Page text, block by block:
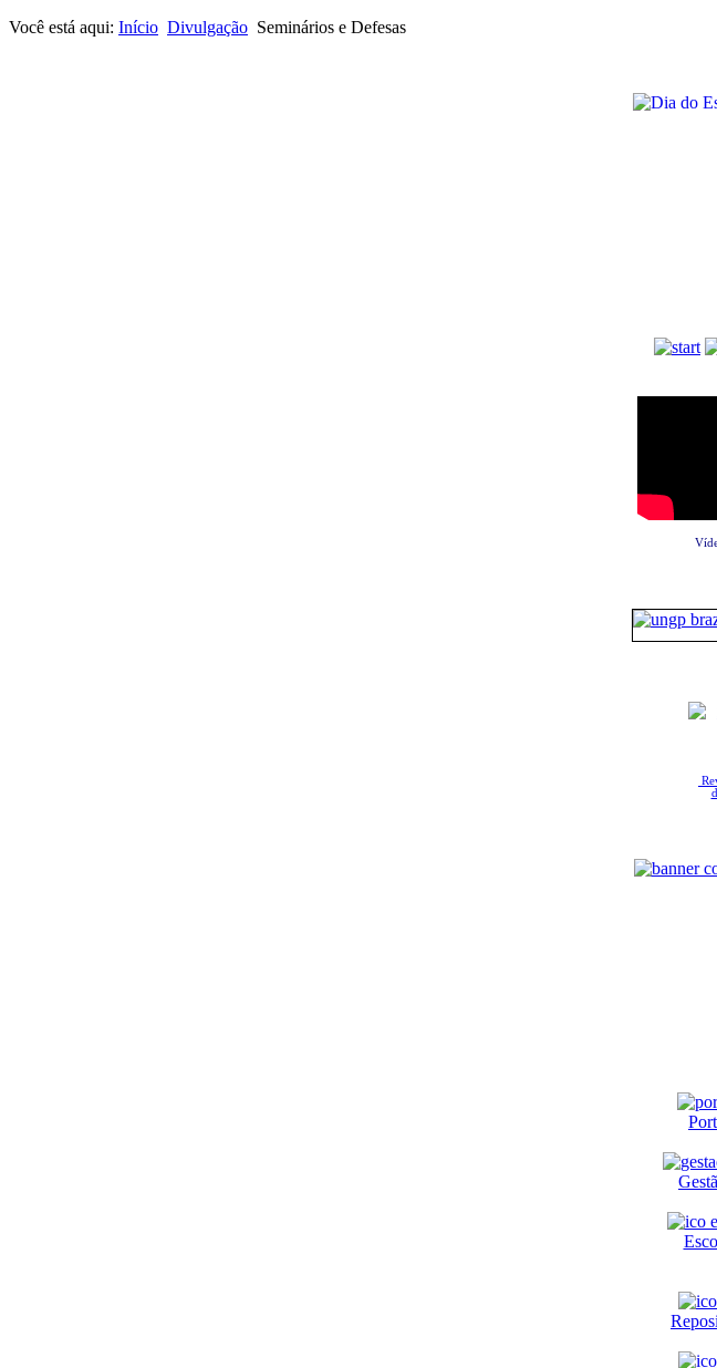
Você está aqui: Início Divulgação Seminários e Defesas